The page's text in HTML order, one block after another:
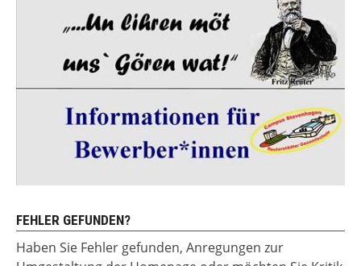
FEHLER GEFUNDEN?
Haben Sie Fehler gefunden, Anregungen zur